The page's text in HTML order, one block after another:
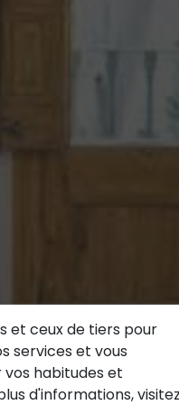
et ceux de tiers pour
services et vous
habitudes et
d'informations,